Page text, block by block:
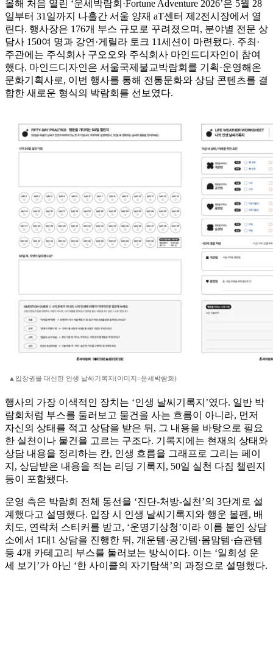
올해 처음 열린 ‘운세박람회·Fortune Adventure 2026’은 5월 28
일부터 31일까지 나흘간 서울 양재 aT센터 제2전시장에서 열
린다. 행사장은 176개 부스 규모로 꾸려졌으며, 분야별 전문 상
담사 150여 명과 강연·게릴라 토크 11세션이 마련됐다. 주최·
주관에는 주식회사 구오오와 주식회사 마인드디자인이 참여
했다. 마인드디자인은 서울국제불교박람회를 기획·운영해온
문화기획사로, 이번 행사를 통해 전통문화와 상담 콘텐츠를 결
합한 새로운 형식의 박람회를 선보였다.
▲입장권을 대신한 인생 날씨기록지(이미지=운세박람회)
행사의 가장 이색적인 장치는 ‘인생 날씨기록지’였다. 일반 박
람회처럼 부스를 둘러보고 물건을 사는 흐름이 아니라, 먼저
자신의 상태를 적고 상담을 받은 뒤, 그 내용을 바탕으로 필요
한 실천이나 물건을 고르는 구조다. 기록지에는 현재의 상태와
상담 내용을 정리하는 칸, 인생 흐름을 그래프로 그리는 페이
지, 상담받은 내용을 적는 리딩 기록지, 50일 실천 다짐 챌린지
등이 포함됐다.
운영 측은 박람회 전체 동선을 ‘진단-처방-실천’의 3단계로 설
계했다고 설명했다. 입장 시 인생 날씨기록지와 행운 볼펜, 배
치도, 연락처 스티커를 받고, ‘운명기상청’이라 이름 붙인 상담
소에서 1대1 상담을 진행한 뒤, 개운템·공간템·몸맘템·습관템
등 4개 카테고리 부스를 둘러보는 방식이다. 이는 ‘일회성 운
세 보기’가 아닌 ‘한 사이클의 자기탐색’의 과정으로 설명했다.